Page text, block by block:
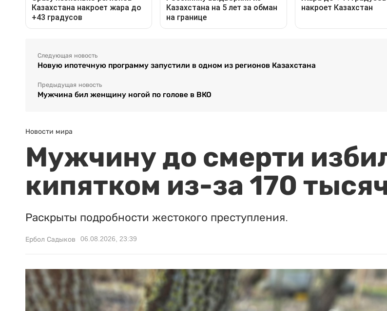
Следующая новость
Новую ипотечную программу запустили в одном из регионов Казахстана
Предыдущая новость
Мужчина бил женщину ногой по голове в ВКО
Новости мира
Мужчину до смерти
кипятком из-за 170
Раскрыты подробности жестокого преступления.
Ербол Садыков 06.08.2026, 23:39